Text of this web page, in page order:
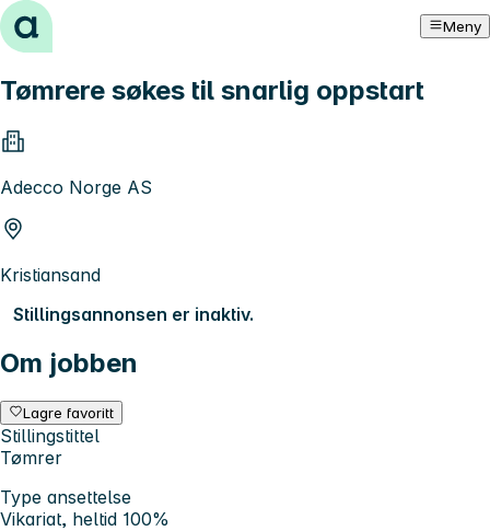
Hopp til innhold Meny
Tømrere søkes til snarlig oppstart
Adecco Norge AS
Kristiansand
Stillingsannonsen er inaktiv.
Om jobben
Lagre favoritt
Stillingstittel
Tømrer
Type ansettelse
Vikariat, heltid 100%